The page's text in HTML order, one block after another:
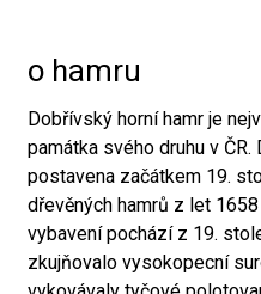
o hamru
Dobřívský horní hamr je
památka svého druhu v
postavena začátkem 19.
dřevěných hamrů z let
vybavení pochází z 19.
zkujňovalo vysokopecní